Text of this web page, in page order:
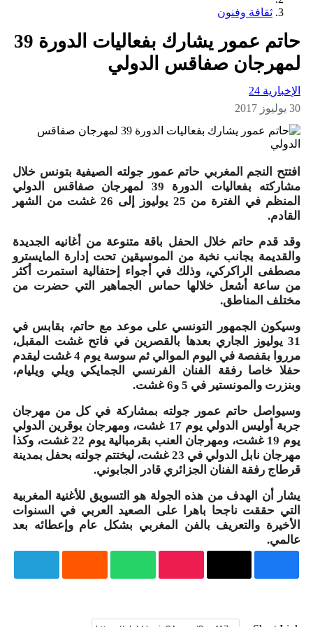
12:45 جلالة الملك يهنئ رئيس جمهورية سنغافورة بمناسبة
11:00 الصين ترفع أعلى درجات التأهب مع اقتراب الإعصار
08:01 قرعة كأس أمم إفريقيا للفوتسال “المغرب 2026” تُجرى الإثنين بمركب محمد السادس
07:05 طقس الأحد.. أجواء حارة وزخات رعدية مرتقبة
17:10 جوزيفين وانجيكو تقود طاقم تحكيم ربع نهائي “كان
16:45 تساقطات مطرية متفاوتة بعدد من مناطق المملكة خلال الـ24
ثقافة وفنون
حاتم عمور يشارك بفعاليات الدورة 39
صفاقس الدولي
24
النجم المغربي حاتم عمور جولته الصيفية بتونس خلال
مشاركته بفعاليات الدورة 39 لمهرجان صفاقس الدولي
المنظم في الفترة من 25 يوليوز إلى 26 غشت من الشهر
قدم حاتم خلال الحفل باقة متنوعة من أغانيه الجديدة
بجانب نخبة من الموسيقين تحت إدارة المايسترو
الراكركي، وذلك في أجواء إحتفالية استمرت أكثر
ساعة أشعل خلالها حماس الجماهير التي حضرت من
المناطق.
الجمهور التونسي على موعد مع حاتم، بقابس في
31 يوليوز الجاري بعدها بالقصرين في فاتح غشت المقبل،
مرروا بقفصة في اليوم الموالي ثم سوسة يوم 4 غشت ليقدم
خاصا رفقة الفنان الفرنسي الجمايكي ويلي ويليام،
والمونستير في 5 و6 غشت.
حاتم عمور جولته بمشاركة في كل من مهرجان
جربة أوليس الدولي يوم 17 غشت، ومهرجان بوقرين الدولي
يوم 19 غشت، ومهرجان العنب بقرمبالية يوم 22 غشت، وكذا
مهرجان نابل الدولي في 23 غشت، ليختتم جولته بحفل بمدينة
رفقة الفنان الجزائري قادر الجابوني.
أن الهدف من هذه الجولة هو التسويق للأغنية المغربية
حققت ناجحا باهرا على الصعيد العربي في السنوات
والتعريف بالفن المغربي بشكل عام وإعطائه بعد